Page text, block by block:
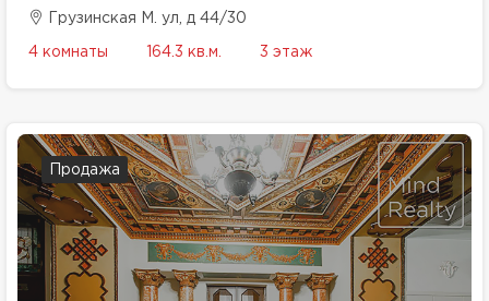
Грузинская М. ул, д 44/30
4 комнаты 164.3 кв.м. 3 этаж
Продажа